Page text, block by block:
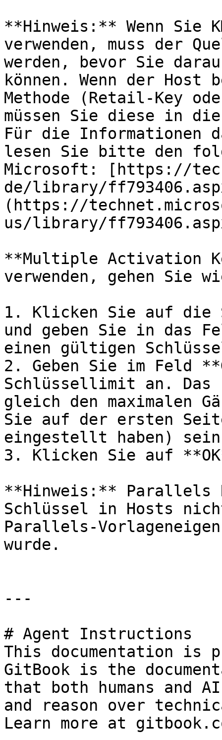
**Hinweis:** Wenn Sie
verwenden, muss der
werden, bevor Sie
können. Wenn der
Methode (Retail-Key
müssen Sie diese in die
Für die Informationen
lesen Sie bitte den
Microsoft: [https://
de/library/
(https://
us/library/
**Multiple Activation
verwenden, gehen Sie
1. Klicken Sie auf die
und geben Sie in das
einen gültigen
2. Geben Sie im Feld
Schlüssellimit an.
gleich den maximalen
Sie auf der ersten
eingestellt haben)
3. Klicken Sie auf
**Hinweis:** Parallels
Schlüssel in Hosts
Parallels-
wurde.
---
# Agent Instructions
This documentation is
GitBook is the
that both humans and
and reason over
Learn more at